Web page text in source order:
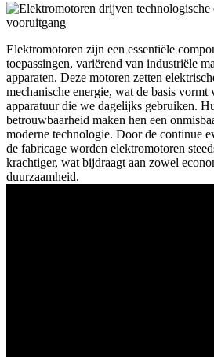
Elektromotoren zijn een essentiële
toepassingen, variërend van industriële
apparaten. Deze motoren zetten
mechanische energie, wat de basis
apparatuur die we dagelijks gebruiken.
betrouwbaarheid maken hen een
moderne technologie. Door de continue
de fabricage worden elektromotoren
krachtiger, wat bijdraagt aan zowel
duurzaamheid.